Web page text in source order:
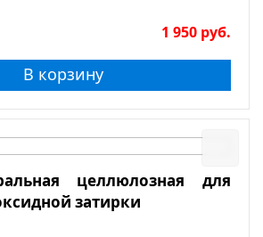
1 950 руб.
В корзину
целлюлозная для
затирки